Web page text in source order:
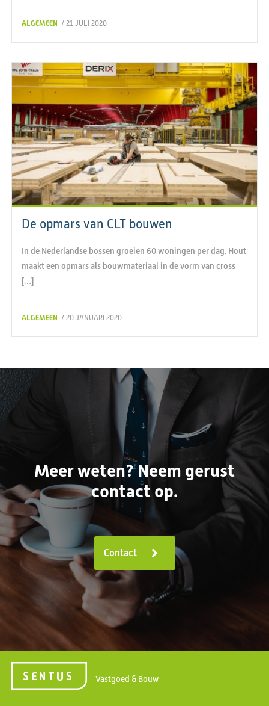
ALGEMEEN / 21 JULI 2020
De opmars van CLT bouwen
In de Nederlandse bossen groeien 60 woningen per dag. Hout
maakt een opmars als bouwmateriaal in de vorm van cross
[…]
ALGEMEEN / 20 JANUARI 2020
Meer weten? Neem gerust
contact op.
Contact
Vastgoed & Bouw